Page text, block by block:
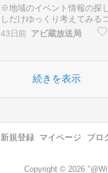
※地域のイベント情報の探
しだけゆっくり考えてみる
ベント情報は、少し探し方
る機会がぐっと増えます。
地域のイベント情報を探す
43日前 アビ蔵放送局
続きを表示
新規登録 マイページ ブロ
Copyright © 2026